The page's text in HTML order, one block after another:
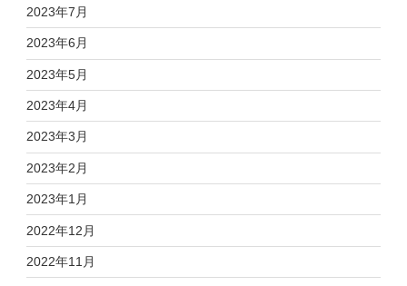
2023年7月
2023年6月
2023年5月
2023年4月
2023年3月
2023年2月
2023年1月
2022年12月
2022年11月